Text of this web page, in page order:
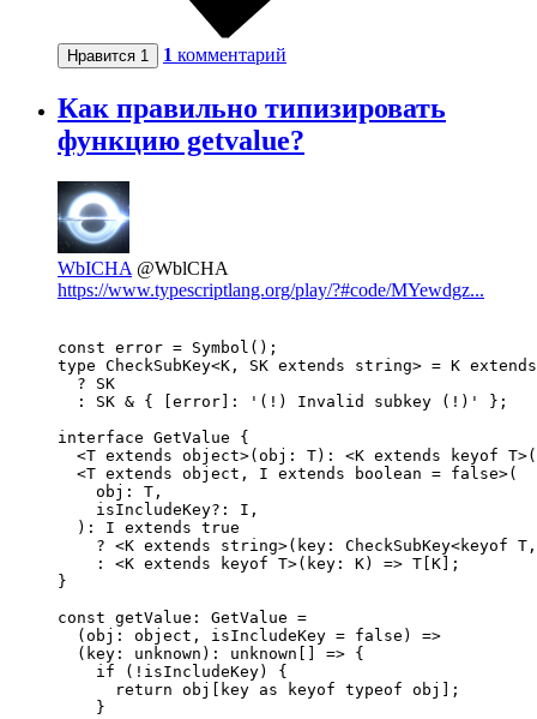
Нравится 1 1 комментарий
Как правильно типизировать
функцию getvalue?
WbICHA @WblCHA
https://www.typescriptlang.org/play/?#code/MYewdgz...
const error = Symbol();
type CheckSubKey<K, SK extends string> = K
  ? SK
  : SK & { [error]: '(!) Invalid subkey (!)' };
interface GetValue {
<T extends object>(obj: T): <K extends keyof
  <T extends object, I extends boolean = false>(
    obj: T,
    isIncludeKey?: I,
  ): I extends true
? <K extends string>(key: CheckSubKey<keyof
    : <K extends keyof T>(key: K) => T[K];
}
const getValue: GetValue =
  (obj: object, isIncludeKey = false) =>
  (key: unknown): unknown[] => {
    if (!isIncludeKey) {
      return obj[key as keyof typeof obj];
    }